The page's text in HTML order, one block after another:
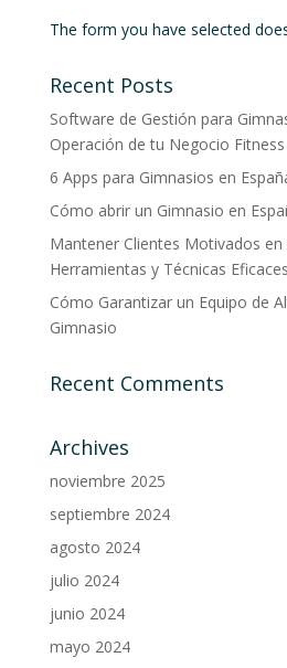
The form you have selected
Recent Posts
Software de Gestión para
Operación de tu Negocio Fitness
6 Apps para Gimnasios en
Cómo abrir un Gimnasio en
Mantener Clientes Motivados en
Herramientas y Técnicas Eficaces
Cómo Garantizar un Equipo de
Gimnasio
Recent Comments
Archives
noviembre 2025
septiembre 2024
agosto 2024
julio 2024
junio 2024
mayo 2024